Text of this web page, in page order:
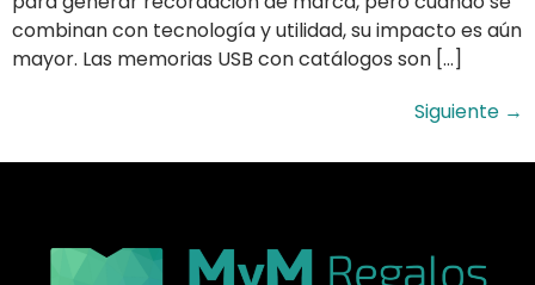
combinan con tecnología y utilidad, su impacto es aún
mayor. Las memorias USB con catálogos son […]
Siguiente →